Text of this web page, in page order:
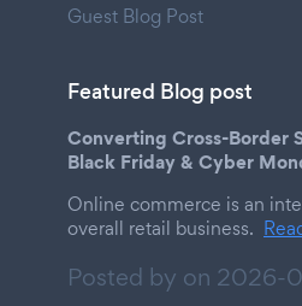
Guest Blog Post
Featured Blog post
Converting Cross-Border
Black Friday & Cyber
Online commerce is an
overall retail business.
Posted by on 2026-